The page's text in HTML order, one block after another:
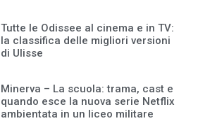
Tutte le Odissee al cinema e in TV:
la classifica delle migliori versioni
di Ulisse
Minerva – La scuola: trama, cast e
quando esce la nuova serie Netflix
ambientata in un liceo militare